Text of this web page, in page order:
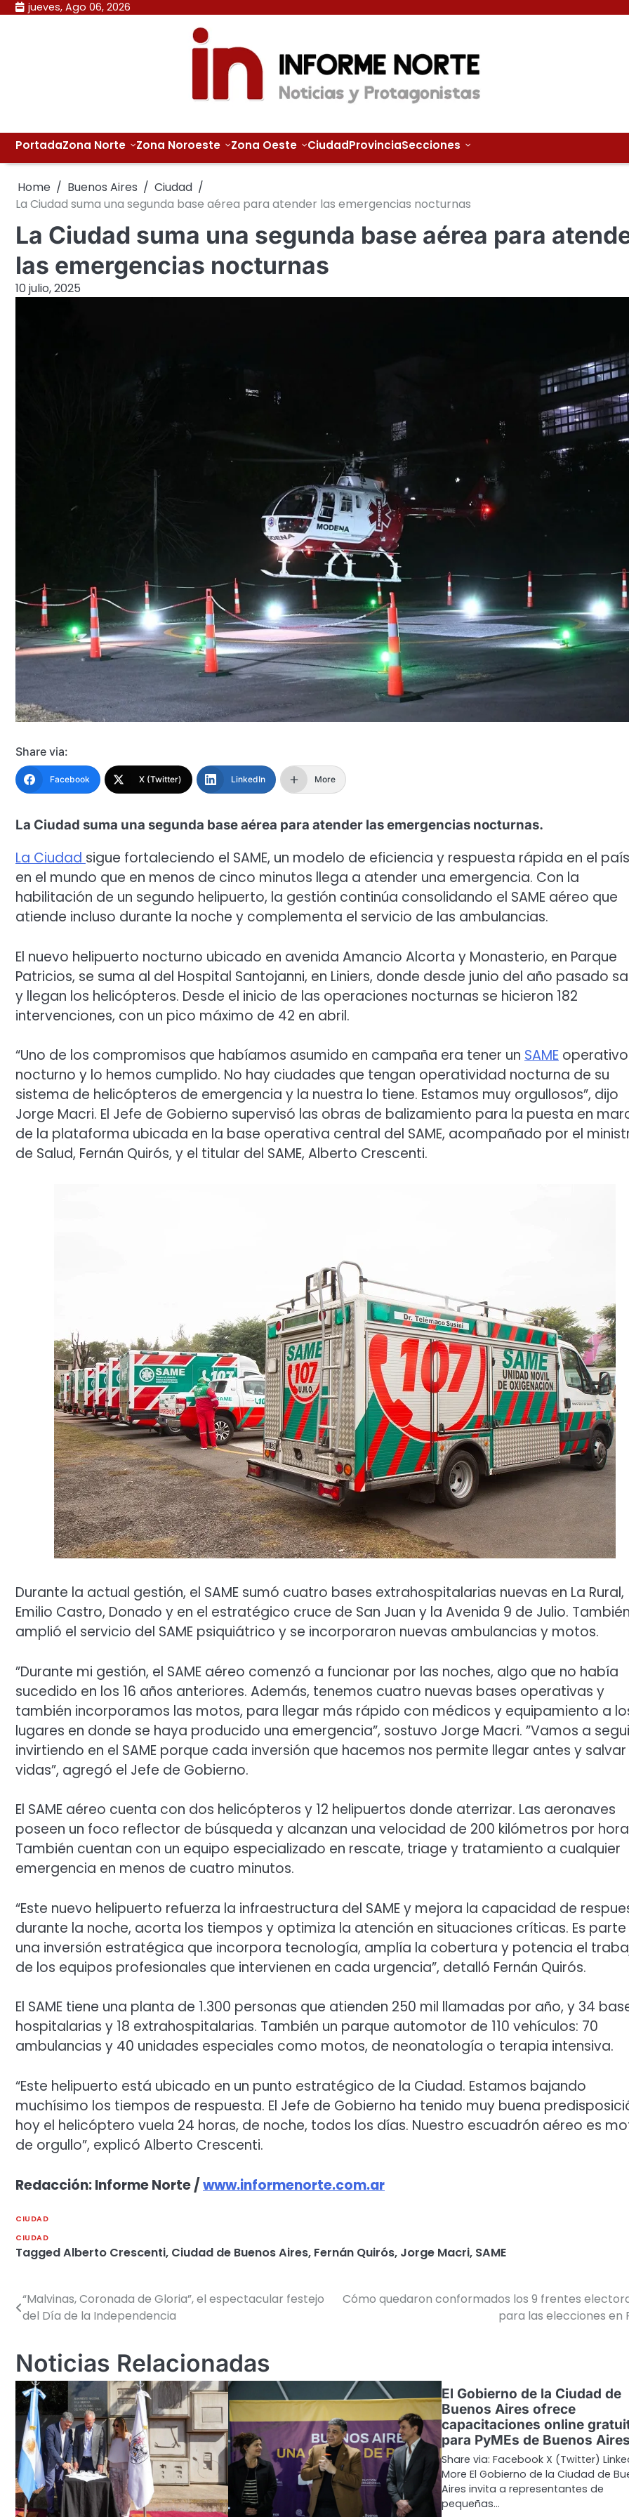
Skip jueves, Ago 06, 2026
PortadaZona Norte Zona Noroeste Zona Oeste CiudadProvinciaSecciones
Home Buenos Aires
Ciudad
La Ciudad suma una segunda base aérea para atender las emergencias nocturnas
La Ciudad suma una segunda base aérea para
las emergencias nocturnas
10 julio, 2025
Share via:
Facebook X (Twitter) LinkedIn More
La Ciudad suma una segunda base aérea para atender las emergencias nocturnas.
La Ciudad sigue fortaleciendo el SAME, un modelo de eficiencia y respuesta rápida en el
en el mundo que en menos de cinco minutos llega a atender una emergencia. Con la
habilitación de un segundo helipuerto, la gestión continúa consolidando el SAME aéreo que
atiende incluso durante la noche y complementa el servicio de las ambulancias.
El nuevo helipuerto nocturno ubicado en avenida Amancio Alcorta y Monasterio, en Parque
Patricios, se suma al del Hospital Santojanni, en Liniers, donde desde junio del año pasado
y llegan los helicópteros. Desde el inicio de las operaciones nocturnas se hicieron 182
intervenciones, con un pico máximo de 42 en abril.
“Uno de los compromisos que habíamos asumido en campaña era tener un SAME operativo
nocturno y lo hemos cumplido. No hay ciudades que tengan operatividad nocturna de su
sistema de helicópteros de emergencia y la nuestra lo tiene. Estamos muy orgullosos”, dijo
Jorge Macri. El Jefe de Gobierno supervisó las obras de balizamiento para la puesta en
de la plataforma ubicada en la base operativa central del SAME, acompañado por el
de Salud, Fernán Quirós, y el titular del SAME, Alberto Crescenti.
Durante la actual gestión, el SAME sumó cuatro bases extrahospitalarias nuevas en La Rural,
Emilio Castro, Donado y en el estratégico cruce de San Juan y la Avenida 9 de Julio.
amplió el servicio del SAME psiquiátrico y se incorporaron nuevas ambulancias y motos.
”Durante mi gestión, el SAME aéreo comenzó a funcionar por las noches, algo que no había
sucedido en los 16 años anteriores. Además, tenemos cuatro nuevas bases operativas y
también incorporamos las motos, para llegar más rápido con médicos y equipamiento a
lugares en donde se haya producido una emergencia”, sostuvo Jorge Macri. ”Vamos a
invirtiendo en el SAME porque cada inversión que hacemos nos permite llegar antes y salvar
vidas”, agregó el Jefe de Gobierno.
El SAME aéreo cuenta con dos helicópteros y 12 helipuertos donde aterrizar. Las aeronaves
poseen un foco reflector de búsqueda y alcanzan una velocidad de 200 kilómetros por
También cuentan con un equipo especializado en rescate, triage y tratamiento a cualquier
emergencia en menos de cuatro minutos.
“Este nuevo helipuerto refuerza la infraestructura del SAME y mejora la capacidad de
durante la noche, acorta los tiempos y optimiza la atención en situaciones críticas. Es
una inversión estratégica que incorpora tecnología, amplía la cobertura y potencia el
de los equipos profesionales que intervienen en cada urgencia”, detalló Fernán Quirós.
El SAME tiene una planta de 1.300 personas que atienden 250 mil llamadas por año, y 34
hospitalarias y 18 extrahospitalarias. También un parque automotor de 110 vehículos: 70
ambulancias y 40 unidades especiales como motos, de neonatología o terapia intensiva.
“Este helipuerto está ubicado en un punto estratégico de la Ciudad. Estamos bajando
muchísimo los tiempos de respuesta. El Jefe de Gobierno ha tenido muy buena
hoy el helicóptero vuela 24 horas, de noche, todos los días. Nuestro escuadrón aéreo es
de orgullo”, explicó Alberto Crescenti.
Redacción: Informe Norte /www.informenorte.com.ar
CIUDAD
CIUDAD
TaggedAlberto Crescenti, Ciudad de Buenos Aires, Fernán Quirós, Jorge Macri, SAME
Navegación
entradas
“Malvinas, Coronada de Gloria”, el espectacular festejo
del Día de la Independencia
Cómo quedaron conformados los 9 frentes
para las elecciones en
Noticias Relacionadas
El Gobierno de la Ciudad de
Buenos Aires ofrece
capacitaciones online
para PyMEs de Buenos
Share via: Facebook X (Twitter)
More El Gobierno de la Ciudad de
Aires invita a representantes de
pequeñas…